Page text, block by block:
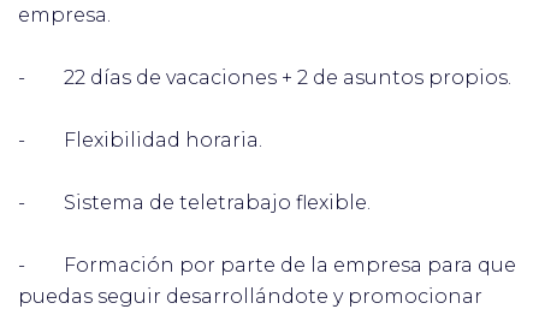
empresa.
- 22 días de vacaciones + 2 de asuntos propios.
- Flexibilidad horaria.
- Sistema de teletrabajo flexible.
- Formación por parte de la empresa para que
puedas seguir desarrollándote y promocionar